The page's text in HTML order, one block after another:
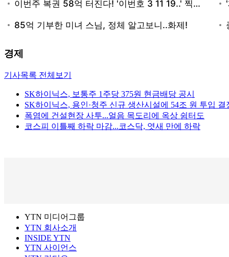
경제
기사목록 전체보기
SK하이닉스, 보통주 1주당 375원 현금배당 공시
SK하이닉스, 용인·청주 신규 생산시설에 54조 원 투입 결
폭염에 건설현장 사투...얼음 목도리에 옥상 쉼터도
코스피 이틀째 하락 마감...코스닥, 엿새 만에 하락
YTN 미디어그룹
YTN 회사소개
INSIDE YTN
YTN 사이언스